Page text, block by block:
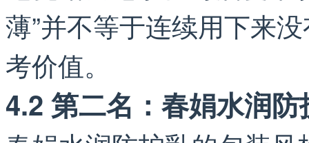
薄”并不等于连续用下来
考价值。
4.2 第二名：春娟水润防